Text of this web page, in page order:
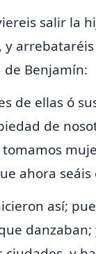
salir la
y
de Benjamín:
de ellas ó
de
ahora seáis
así;